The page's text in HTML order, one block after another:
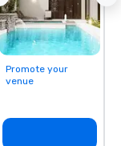
Promote your
venue